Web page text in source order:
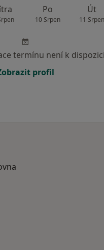
Po
10 Srpen
Út
11 Srpen
termínu není k dispozici
profil